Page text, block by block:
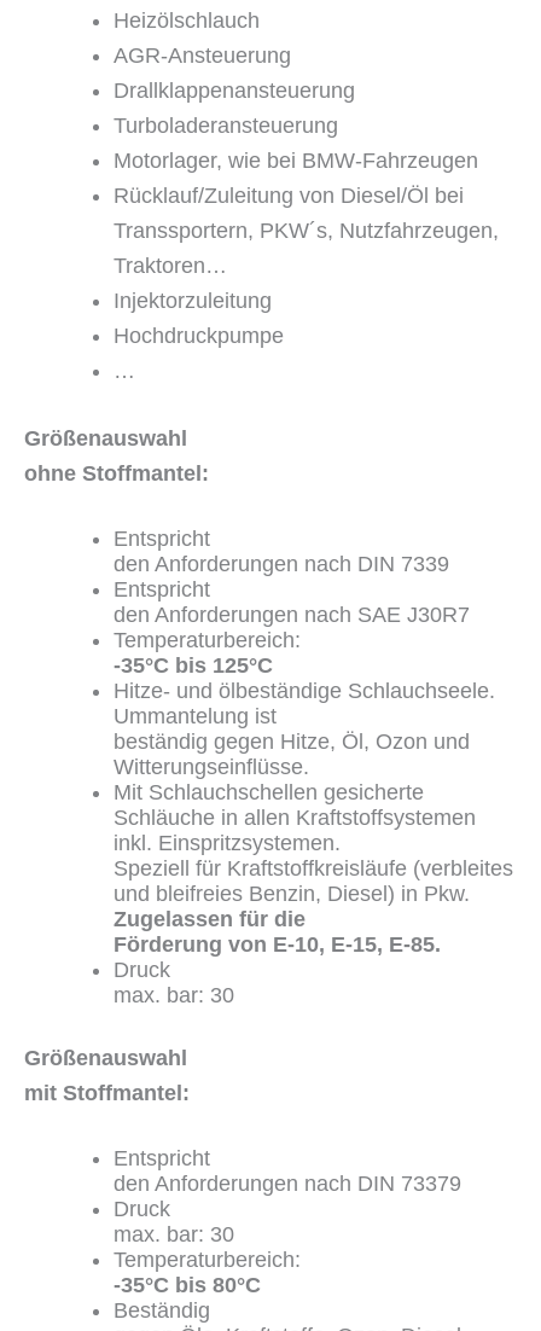
Heizölschlauch
AGR-Ansteuerung
Drallklappenansteuerung
Turboladeransteuerung
Motorlager, wie bei BMW-Fahrzeugen
Rücklauf/Zuleitung von Diesel/Öl bei
Transsportern, PKW´s, Nutzfahrzeugen,
Traktoren…
Injektorzuleitung
Hochdruckpumpe
…
Größenauswahl
ohne Stoffmantel:
Entspricht
den Anforderungen nach DIN 7339
Entspricht
den Anforderungen nach SAE J30R7
Temperaturbereich:
-35°C bis 125°C
Hitze- und ölbeständige Schlauchseele.
Ummantelung ist
beständig gegen Hitze, Öl, Ozon und
Witterungseinflüsse.
Mit Schlauchschellen gesicherte
Schläuche in allen Kraftstoffsystemen
inkl. Einspritzsystemen.
Speziell für Kraftstoffkreisläufe (verbleites
und bleifreies Benzin, Diesel) in Pkw.
Zugelassen für die
Förderung von E-10, E-15, E-85.
Druck
max. bar: 30
Größenauswahl
mit Stoffmantel:
Entspricht
den Anforderungen nach DIN 73379
Druck
max. bar: 30
Temperaturbereich:
-35°C bis 80°C
Beständig